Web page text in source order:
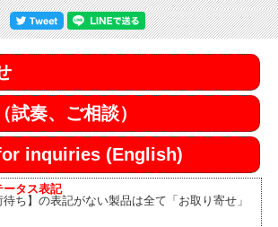
試奏、ご相談）
inquiries (English)
ータス表記
待ち】の表記がない製品は全て「お取り寄せ」